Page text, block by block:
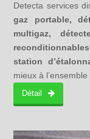
Detecta services
gaz portable,
multigaz,
station
mieux à
Détail